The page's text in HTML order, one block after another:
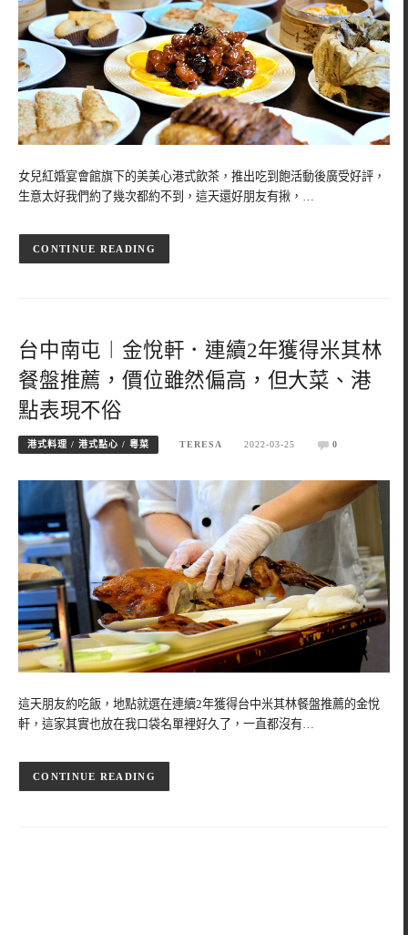
女兒紅婚宴會館旗下的美美心港式飲茶，推出吃到飽活動後廣受好評，
生意太好我們約了幾次都約不到，這天還好朋友有揪，…
CONTINUE READING
台中南屯︱金悅軒．連續2年獲得米其林
餐盤推薦，價位雖然偏高，但大菜、港
點表現不俗
港式料理 / 港式點心 / 粵菜 TERESA 2022-03-25 0
這天朋友約吃飯，地點就選在連續2年獲得台中米其林餐盤推薦的金悅
軒，這家其實也放在我口袋名單裡好久了，一直都沒有…
CONTINUE READING